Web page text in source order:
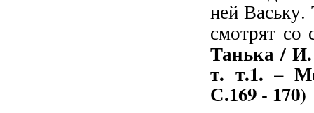
ней Ваську.
смотрят со
Танька /
т. т.1. –
С.169 - 170)